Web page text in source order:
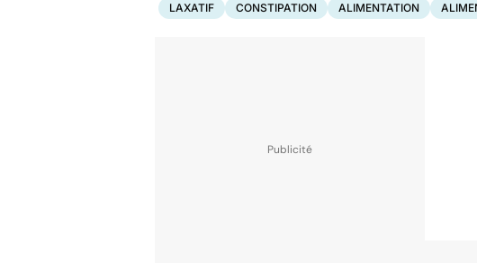
LAXATIF CONSTIPATION ALIMENTATION